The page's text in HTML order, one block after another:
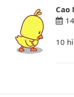
Cao
10